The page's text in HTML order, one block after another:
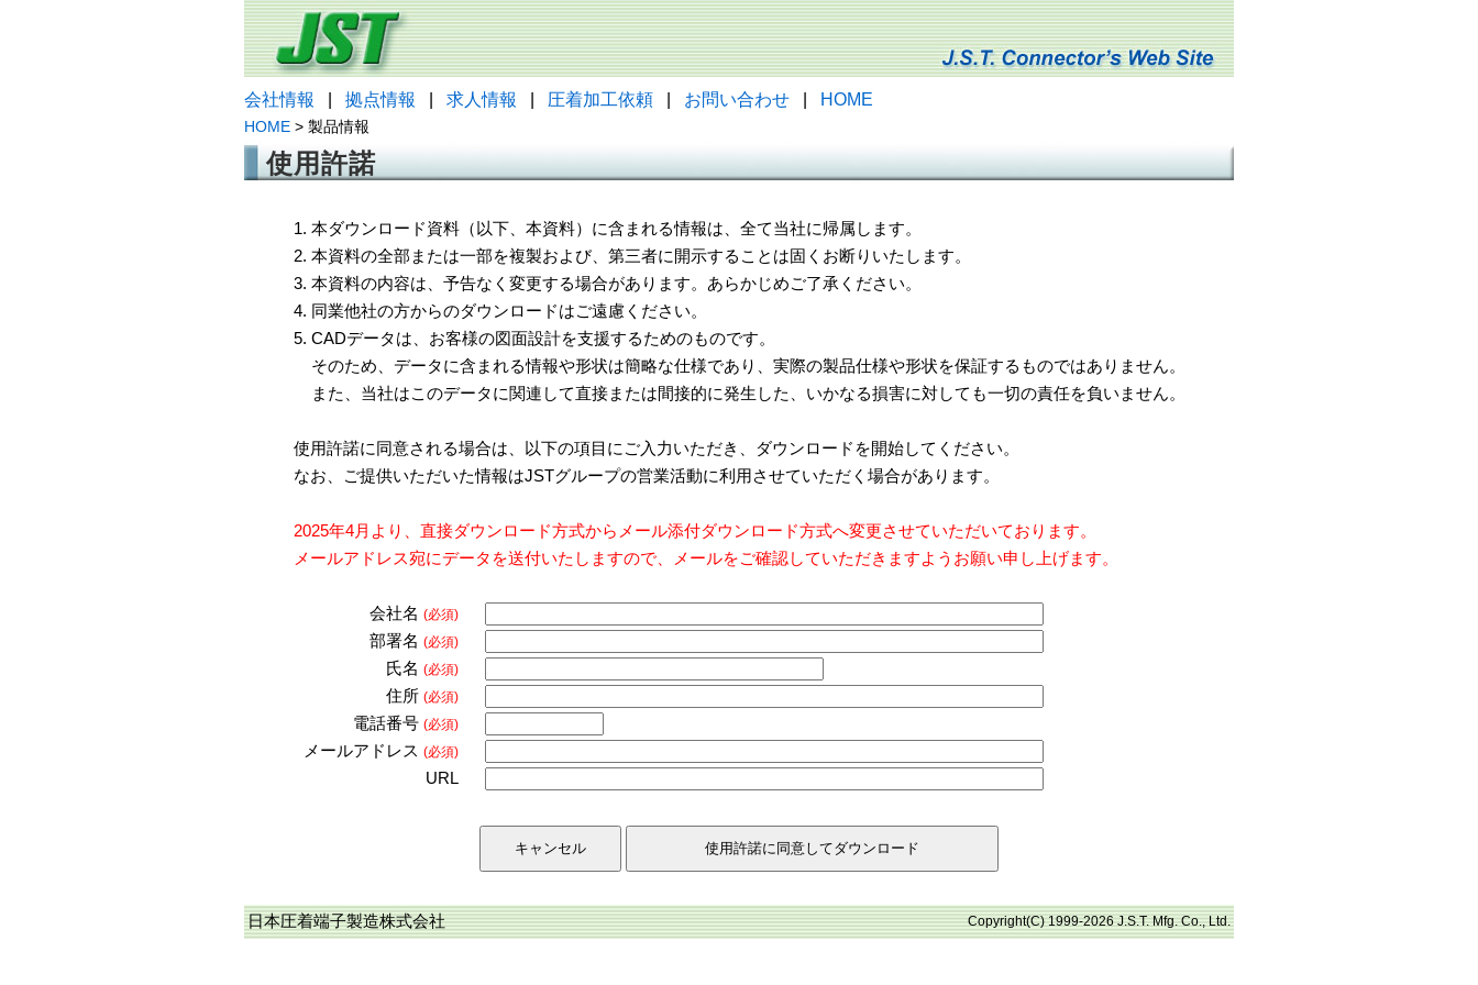
会社情報 拠点情報 求人情報 圧着加工依頼 お問い合わせ HOME
HOME > 製品情報
使用許諾
1. 本ダウンロード資料（以下、本資料）に含まれる情報は、全て当社に帰属します。
2. 本資料の全部または一部を複製および、第三者に開示することは固くお断りいたします。
3. 本資料の内容は、予告なく変更する場合があります。あらかじめご了承ください。
4. 同業他社の方からのダウンロードはご遠慮ください。
5. CADデータは、お客様の図面設計を支援するためのものです。
そのため、データに含まれる情報や形状は簡略な仕様であり、実際の製品仕様や形状を保証するものではありません。
また、当社はこのデータに関連して直接または間接的に発生した、いかなる損害に対しても一切の責任を負いません。
使用許諾に同意される場合は、以下の項目にご入力いただき、ダウンロードを開始してください。
なお、ご提供いただいた情報はJSTグループの営業活動に利用させていただく場合があります。
2025年4月より、直接ダウンロード方式からメール添付ダウンロード方式へ変更させていただいております。
メールアドレス宛にデータを送付いたしますので、メールをご確認していただきますようお願い申し上げます。
会社名 (必須)
部署名 (必須)
氏名 (必須)
住所 (必須)
電話番号 (必須)
メールアドレス (必須)
URL
日本圧着端子製造株式会社 Copyright(C) 1999-2026 J.S.T. Mfg. Co., Ltd.